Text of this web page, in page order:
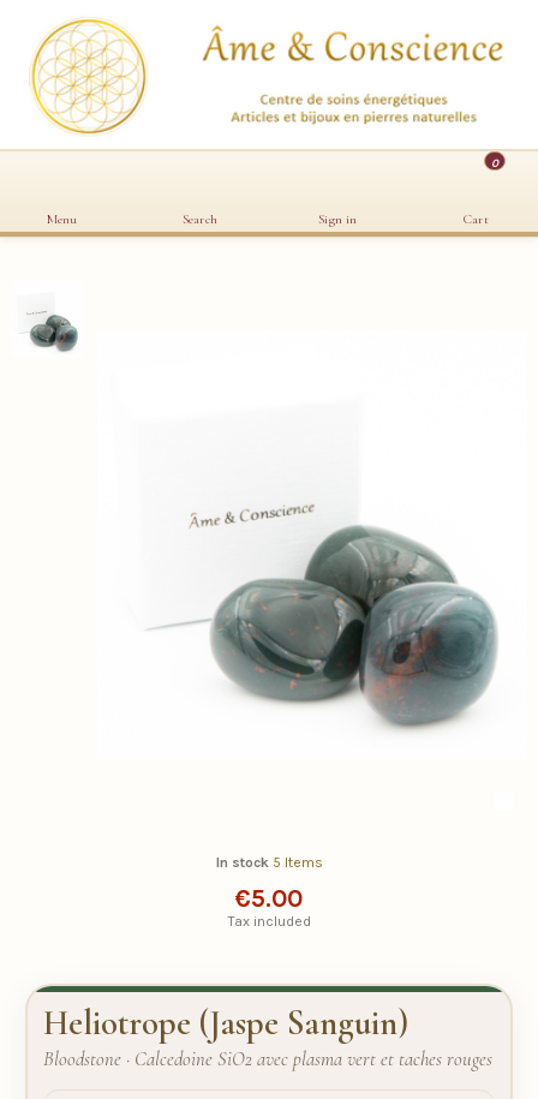
Menu Search Sign in
0
Cart
In stock 5 Items
€5.00
Tax included
Heliotrope (Jaspe Sanguin)
Bloodstone · Calcedoine SiO2 avec plasma vert et taches rouges